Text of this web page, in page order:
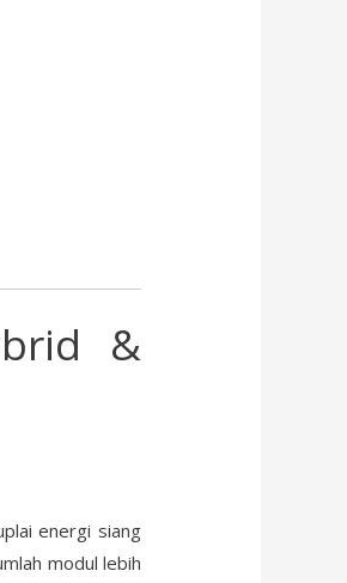
&
energi siang
modul lebih